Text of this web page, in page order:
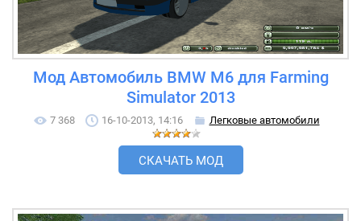
Мод Автомобиль BMW M6 для Farming
Simulator 2013
7 368 16-10-2013, 14:16 Легковые автомобили
СКАЧАТЬ МОД